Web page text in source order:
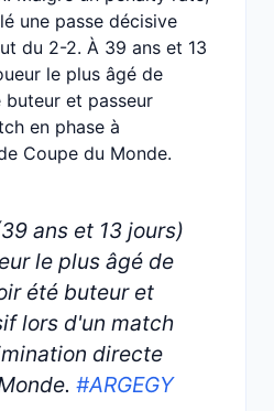
une passe décisive
du 2-2. À 39 ans et 13
le plus âgé de
buteur et passeur
en phase à
Coupe du Monde.
ans et 13 jours)
le plus âgé de
été buteur et
lors d'un match
directe
#ARGEGY